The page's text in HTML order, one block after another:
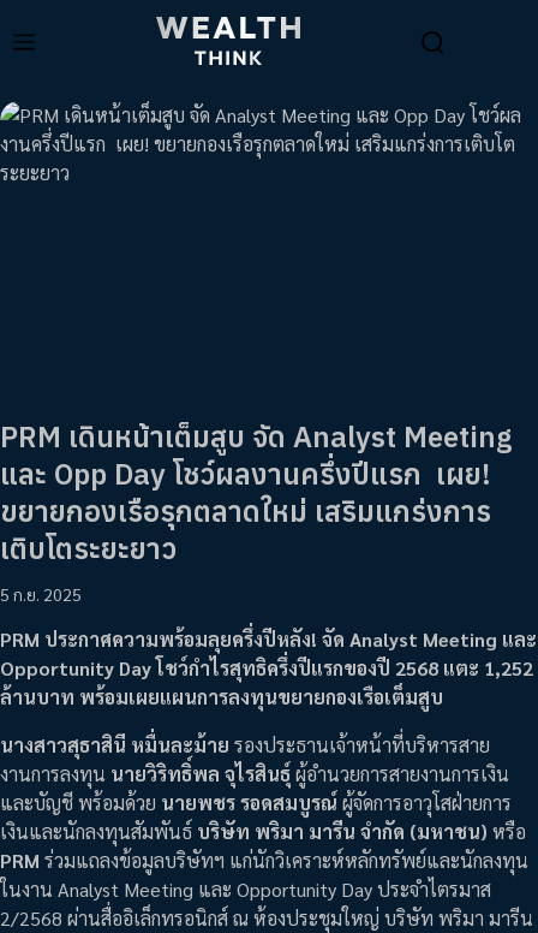
PRM เดินหน้าเต็มสูบ จัด Analyst Meeting
และ Opp Day โชว์ผลงานครึ่งปีแรก เผย!
ขยายกองเรือรุกตลาดใหม่ เสริมแกร่งการ
เติบโตระยะยาว
5 ก.ย. 2025
PRM ประกาศความพร้อมลุยครึ่งปีหลัง! จัด Analyst Meeting และ
Opportunity Day โชว์กำไรสุทธิครึ่งปีแรกของปี 2568 แตะ 1,252
ล้านบาท พร้อมเผยแผนการลงทุนขยายกองเรือเต็มสูบ
นางสาวสุธาสินี หมื่นละม้าย รองประธานเจ้าหน้าที่บริหารสาย
งานการลงทุน นายวิริทธิ์พล จุไรสินธุ์ผู้อำนวยการสายงานการเงิน
และบัญชี พร้อมด้วย นายพชร รอดสมบูรณ์ ผู้จัดการอาวุโสฝ่ายการ
เงินและนักลงทุนสัมพันธ์ บริษัท พริมา มารีน จำกัด (มหาชน) หรือ
PRM ร่วมแถลงข้อมูลบริษัทฯ แก่นักวิเคราะห์หลักทรัพย์และนักลงทุน
ในงาน Analyst Meeting และ Opportunity Day ประจำไตรมาส
2/2568 ผ่านสื่ออิเล็กทรอนิกส์ ณ ห้องประชุมใหญ่ บริษัท พริมา มารีน